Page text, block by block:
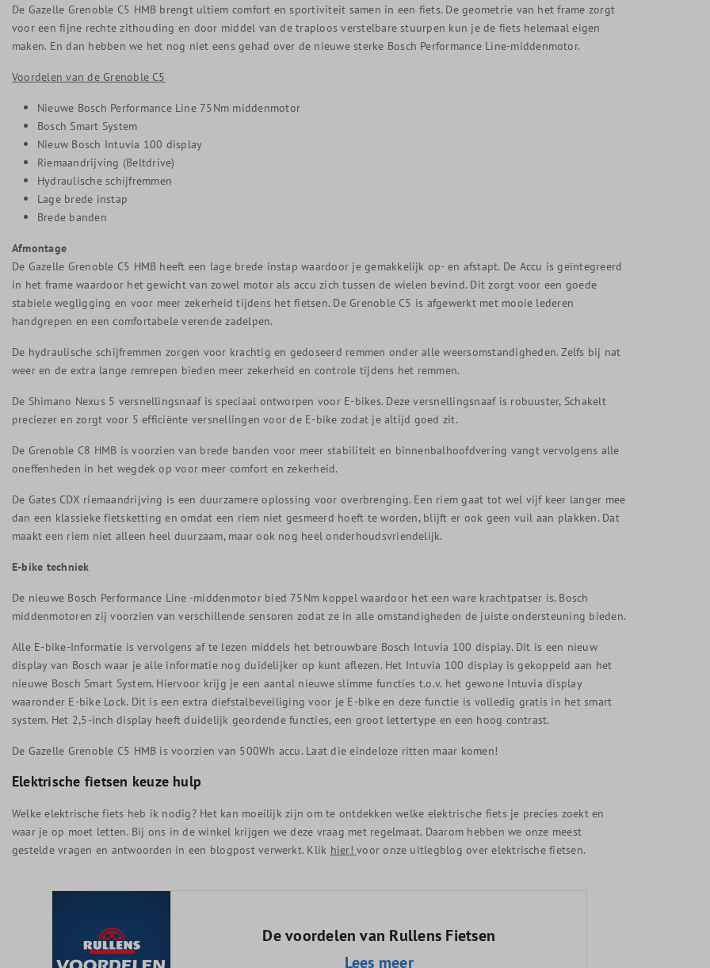
De Gazelle Grenoble C5 HMB brengt ultiem comfort en sportiviteit samen in een fiets. De geometrie van het frame zorgt
voor een fijne rechte zithouding en door middel van de traploos verstelbare stuurpen kun je de fiets helemaal eigen
maken. En dan hebben we het nog niet eens gehad over de nieuwe sterke Bosch Performance Line-middenmotor.
Voordelen van de Grenoble C5
Nieuwe Bosch Performance Line 75Nm middenmotor
Bosch Smart System
Nieuw Bosch Intuvia 100 display
Riemaandrijving (Beltdrive)
Hydraulische schijfremmen
Lage brede instap
Brede banden
Afmontage
De Gazelle Grenoble C5 HMB heeft een lage brede instap waardoor je gemakkelijk op- en afstapt. De Accu is geïntegreerd
in het frame waardoor het gewicht van zowel motor als accu zich tussen de wielen bevind. Dit zorgt voor een goede
stabiele wegligging en voor meer zekerheid tijdens het fietsen. De Grenoble C5 is afgewerkt met mooie lederen
handgrepen en een comfortabele verende zadelpen.
De hydraulische schijfremmen zorgen voor krachtig en gedoseerd remmen onder alle weersomstandigheden. Zelfs bij nat
weer en de extra lange remrepen bieden meer zekerheid en controle tijdens het remmen.
De Shimano Nexus 5 versnellingsnaaf is speciaal ontworpen voor E-bikes. Deze versnellingsnaaf is robuuster, Schakelt
preciezer en zorgt voor 5 efficiënte versnellingen voor de E-bike zodat je altijd goed zit.
De Grenoble C8 HMB is voorzien van brede banden voor meer stabiliteit en binnenbalhoofdvering vangt vervolgens alle
oneffenheden in het wegdek op voor meer comfort en zekerheid.
De Gates CDX riemaandrijving is een duurzamere oplossing voor overbrenging. Een riem gaat tot wel vijf keer langer mee
dan een klassieke fietsketting en omdat een riem niet gesmeerd hoeft te worden, blijft er ook geen vuil aan plakken. Dat
maakt een riem niet alleen heel duurzaam, maar ook nog heel onderhoudsvriendelijk.
E-bike techniek
De nieuwe Bosch Performance Line -middenmotor bied 75Nm koppel waardoor het een ware krachtpatser is. Bosch
middenmotoren zij voorzien van verschillende sensoren zodat ze in alle omstandigheden de juiste ondersteuning bieden.
Alle E-bike-Informatie is vervolgens af te lezen middels het betrouwbare Bosch Intuvia 100 display. Dit is een nieuw
display van Bosch waar je alle informatie nog duidelijker op kunt aflezen. Het Intuvia 100 display is gekoppeld aan het
nieuwe Bosch Smart System. Hiervoor krijg je een aantal nieuwe slimme functies t.o.v. het gewone Intuvia display
waaronder E-bike Lock. Dit is een extra diefstalbeveiliging voor je E-bike en deze functie is volledig gratis in het smart
system. Het 2,5-inch display heeft duidelijk geordende functies, een groot lettertype en een hoog contrast.
De Gazelle Grenoble C5 HMB is voorzien van 500Wh accu. Laat die eindeloze ritten maar komen!
Elektrische fietsen keuze hulp
Welke elektrische fiets heb ik nodig? Het kan moeilijk zijn om te ontdekken welke elektrische fiets je precies zoekt en
waar je op moet letten. Bij ons in de winkel krijgen we deze vraag met regelmaat. Daarom hebben we onze meest
gestelde vragen en antwoorden in een blogpost verwerkt. Klik hier!voor onze uitlegblog over elektrische fietsen.
De voordelen van Rullens Fietsen
Lees meer